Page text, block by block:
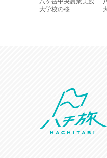
大学校の桜